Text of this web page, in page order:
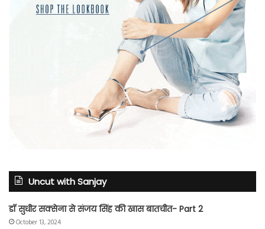
Uncut with Sanjay
डॉ सुधीर सक्सेना से संजय सिंह की खास बातचीत- Part 2
October 13, 2024